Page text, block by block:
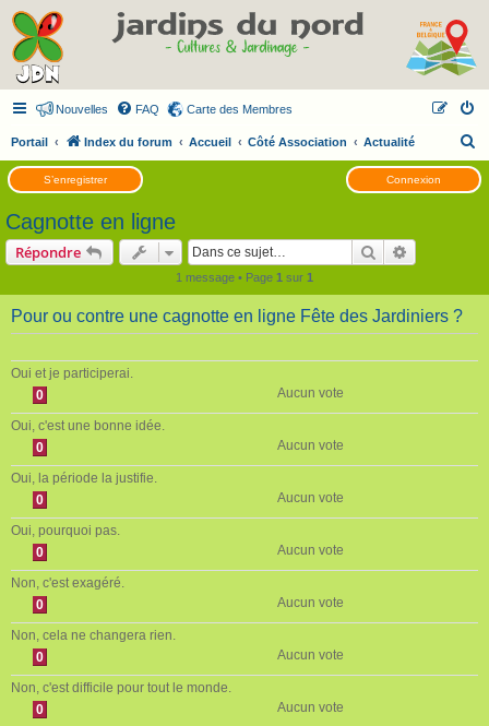
Nouvelles FAQ Carte des Membres
Portail Index du forum Accueil Côté Association Actualité
e
c
c
S’enregistrer Connexion
Cagnotte en ligne
Répondre Rechercher
1 message • Page 1 sur 1
Pour ou contre une cagnotte en ligne Fête des Jardiniers ?
Oui et je participerai.
0
Aucun vote
Oui, c'est une bonne idée.
0
Aucun vote
Oui, la période la justifie.
0
Aucun vote
Oui, pourquoi pas.
0
Aucun vote
Non, c'est exagéré.
0
Aucun vote
Non, cela ne changera rien.
0
Aucun vote
Non, c'est difficile pour tout le monde.
0
Aucun vote